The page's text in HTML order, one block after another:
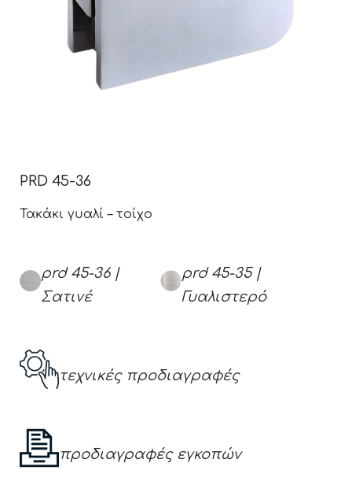
PRD 45-36
Τακάκι γυαλί – τοίχο
prd 45-36 |
Σατινέ
prd 45-35 |
Γυαλιστερό
τεχνικές προδιαγραφές
προδιαγραφές εγκοπών